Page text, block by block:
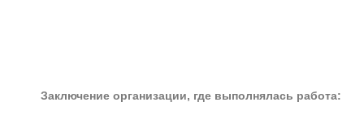
Заключение организации, где выполнялась работа: